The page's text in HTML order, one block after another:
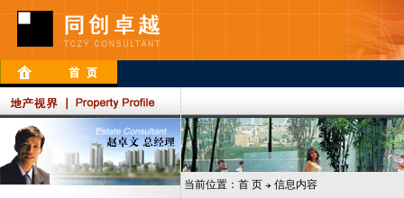
当前位置： 首 页 信息内容